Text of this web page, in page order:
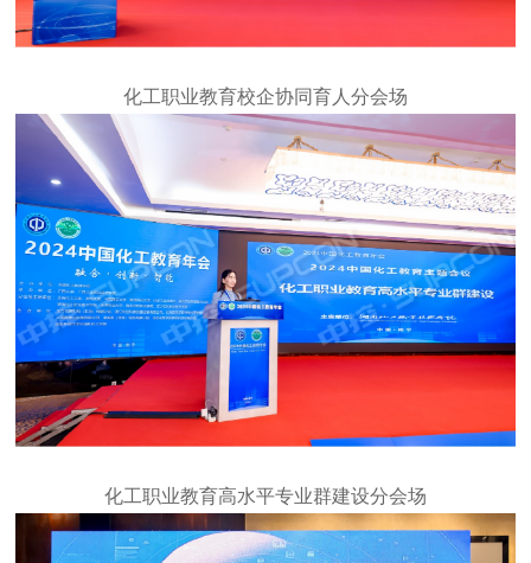
化工职业教育校企协同育人分会场
化工职业教育高水平专业群建设分会场